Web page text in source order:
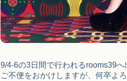
9/4-6の3日間で行われるrooms39
ご不便をおかけしますが、何卒よ